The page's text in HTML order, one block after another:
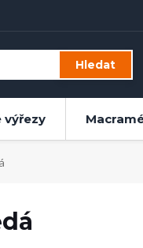
Hledat
výřezy